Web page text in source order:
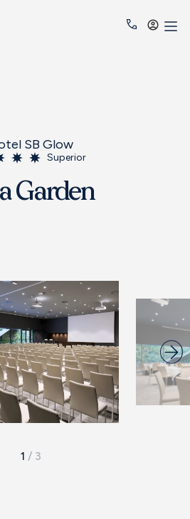
SB Glow
Superior
Garden
1 / 3